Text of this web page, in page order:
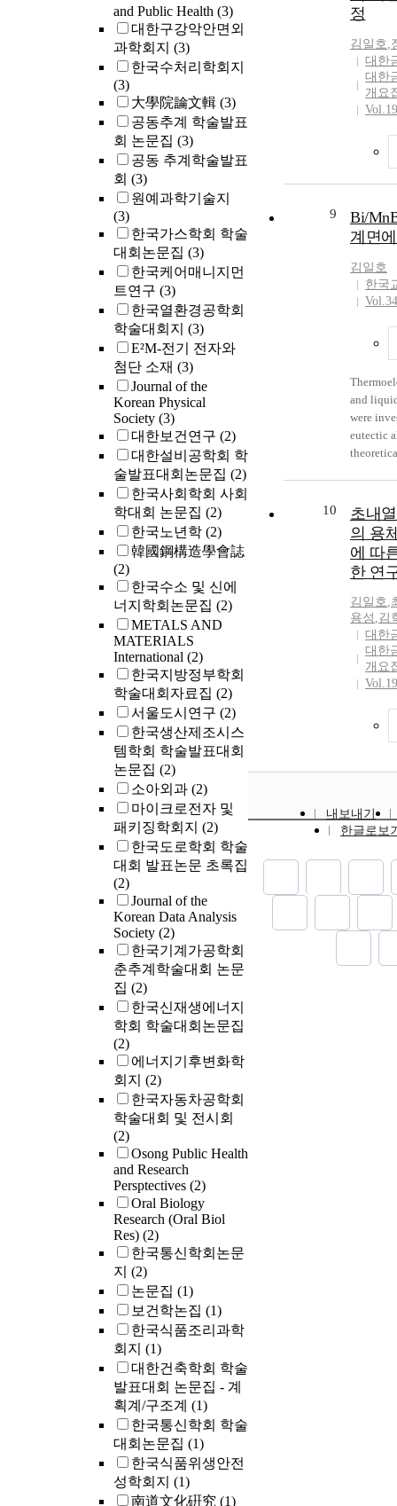
and Public Health (3)
대한구강악안면외
과학회지 (3)
한국수처리학회지
(3)
大學院論文輯 (3)
공동추계 학술발표
회 논문집 (3)
공동 추계학술발표
회 (3)
원예과학기술지
(3)
한국가스학회 학술
대회논문집 (3)
한국케어매니지먼
트연구 (3)
한국열환경공학회
학술대회지 (3)
E²M-전기 전자와
첨단 소재 (3)
Journal of the
Korean Physical
Society (3)
대한보건연구 (2)
대한설비공학회 학
술발표대회논문집 (2)
한국사회학회 사회
학대회 논문집 (2)
한국노년학 (2)
韓國鋼構造學會誌
(2)
한국수소 및 신에
너지학회논문집 (2)
METALS AND
MATERIALS
International (2)
한국지방정부학회
학술대회자료집 (2)
서울도시연구 (2)
한국생산제조시스
템학회 학술발표대회
논문집 (2)
소아외과 (2)
마이크로전자 및
패키징학회지 (2)
한국도로학회 학술
대회 발표논문 초록집
(2)
Journal of the
Korean Data Analysis
Society (2)
한국기계가공학회
춘추계학술대회 논문
집 (2)
한국신재생에너지
학회 학술대회논문집
(2)
에너지기후변화학
회지 (2)
한국자동차공학회
학술대회 및 전시회
(2)
Osong Public Health
and Research
Persptectives (2)
Oral Biology
Research (Oral Biol
Res) (2)
한국통신학회논문
지 (2)
논문집 (1)
보건학논집 (1)
한국식품조리과학
회지 (1)
대한건축학회 학술
발표대회 논문집 - 계
획계/구조계 (1)
한국통신학회 학술
대회논문집 (1)
한국식품위생안전
성학회지 (1)
南道文化硏究 (1)
were
정
김일호,
대한
대한
개요
9
Bi/
계면
김일호
한국
and
were
eutectic alloy.
current
temperature
interface
liquid-
-
10
초내
의 용
에 따
한 연
김일호,
용성 ,김
대한
대한
개요
내보내기
한글로보